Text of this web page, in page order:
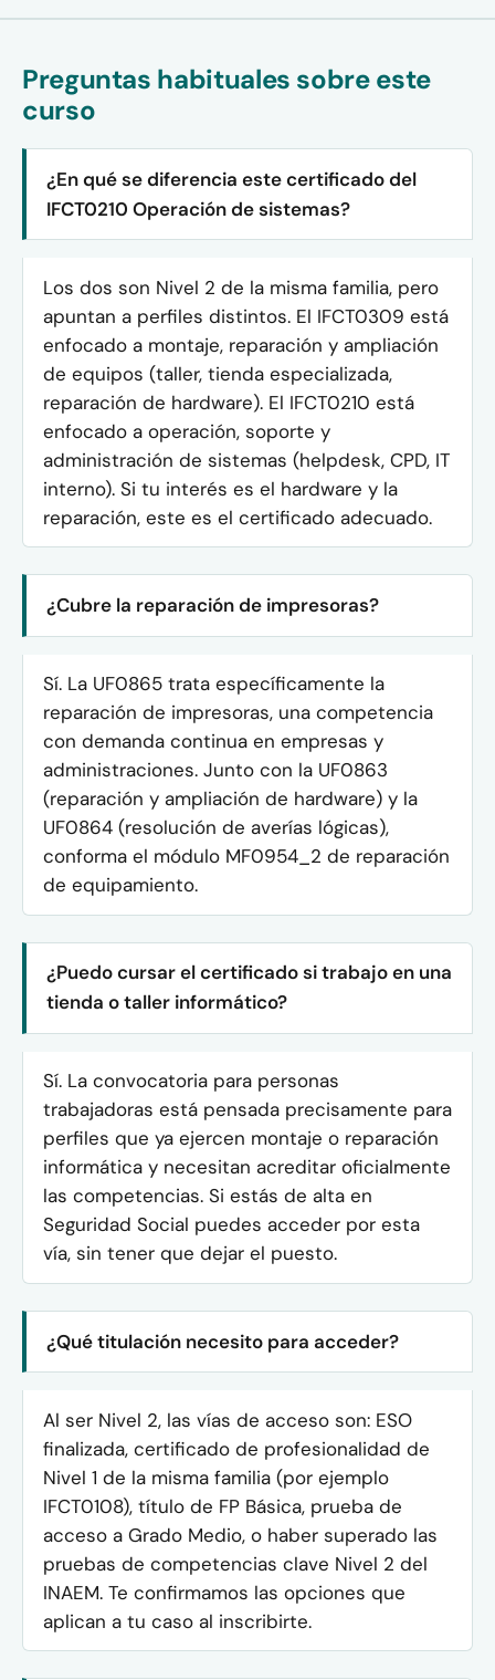
Preguntas habituales sobre este
curso
¿En qué se diferencia este certificado del
IFCT0210 Operación de sistemas?
Los dos son Nivel 2 de la misma familia, pero
apuntan a perfiles distintos. El IFCT0309 está
enfocado a montaje, reparación y ampliación
de equipos (taller, tienda especializada,
reparación de hardware). El IFCT0210 está
enfocado a operación, soporte y
administración de sistemas (helpdesk, CPD, IT
interno). Si tu interés es el hardware y la
reparación, este es el certificado adecuado.
¿Cubre la reparación de impresoras?
Sí. La UF0865 trata específicamente la
reparación de impresoras, una competencia
con demanda continua en empresas y
administraciones. Junto con la UF0863
(reparación y ampliación de hardware) y la
UF0864 (resolución de averías lógicas),
conforma el módulo MF0954_2 de reparación
de equipamiento.
¿Puedo cursar el certificado si trabajo en una
tienda o taller informático?
Sí. La convocatoria para personas
trabajadoras está pensada precisamente para
perfiles que ya ejercen montaje o reparación
informática y necesitan acreditar oficialmente
las competencias. Si estás de alta en
Seguridad Social puedes acceder por esta
vía, sin tener que dejar el puesto.
¿Qué titulación necesito para acceder?
Al ser Nivel 2, las vías de acceso son: ESO
finalizada, certificado de profesionalidad de
Nivel 1 de la misma familia (por ejemplo
IFCT0108), título de FP Básica, prueba de
acceso a Grado Medio, o haber superado las
pruebas de competencias clave Nivel 2 del
INAEM. Te confirmamos las opciones que
aplican a tu caso al inscribirte.